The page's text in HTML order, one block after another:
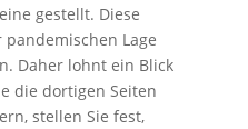
gestellt. Diese
Lage
Daher lohnt ein Blick
die dortigen Seiten
stellen Sie fest,